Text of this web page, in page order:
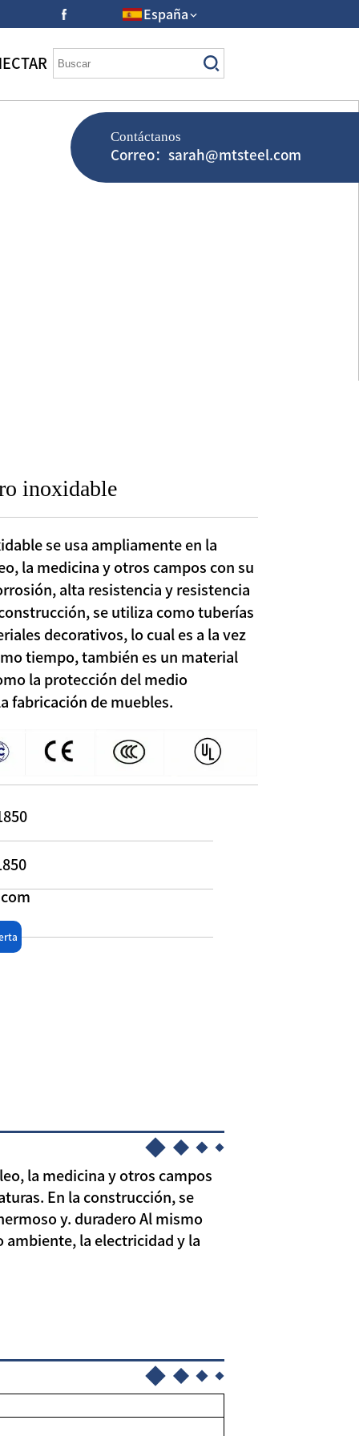
España
Contáctanos
Correo：sarah@mtsteel.com
inoxidable
se usa ampliamente en la
la medicina y otros campos con su
alta resistencia y resistencia
se utiliza como tuberías
decorativos, lo cual es a la vez
tiempo, también es un material
la protección del medio
fabricación de muebles.
la medicina y otros campos
En la construcción, se
y. duradero Al mismo
la electricidad y la